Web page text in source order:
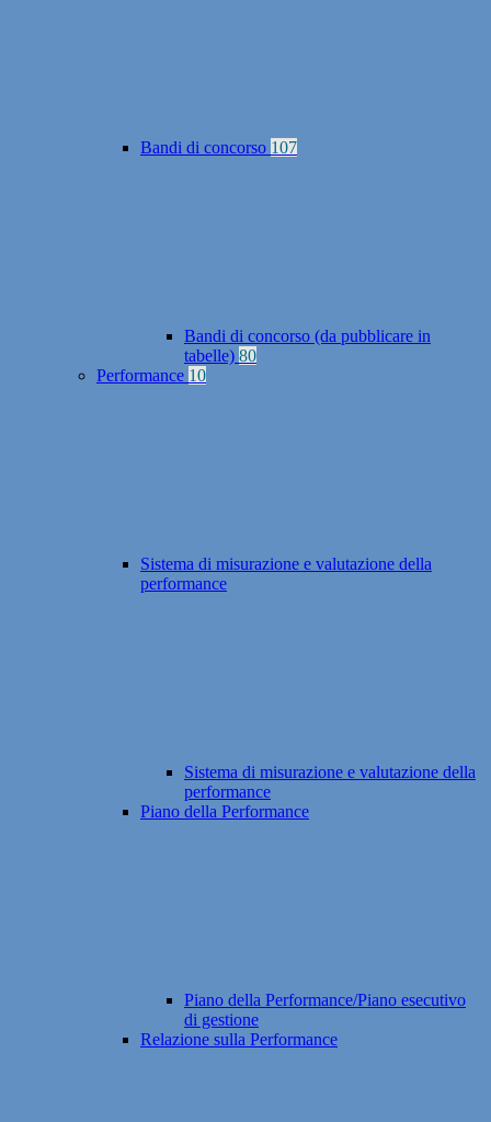
Bandi di concorso 107
Bandi di concorso (da pubblicare in
tabelle) 80
Performance 10
Sistema di misurazione e valutazione della
performance
Sistema di misurazione e valutazione della
performance
Piano della Performance
Piano della Performance/Piano esecutivo
di gestione
Relazione sulla Performance